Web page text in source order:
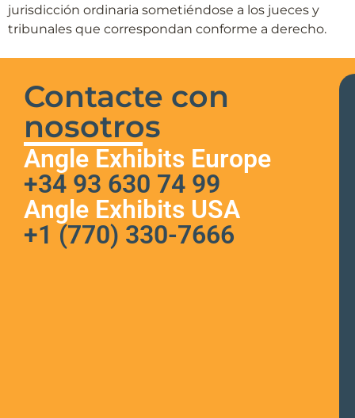
jurisdicción ordinaria sometiéndose a los jueces y
tribunales que correspondan conforme a derecho.
Contacte con
nosotros
Angle Exhibits Europe
+34 93 630 74 99
Angle Exhibits USA
+1 (770) 330-7666